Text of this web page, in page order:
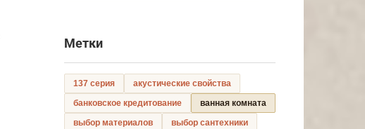
Метки
137 серия
акустические свойства
банковское кредитование
ванная комната
выбор материалов
выбор сантехники